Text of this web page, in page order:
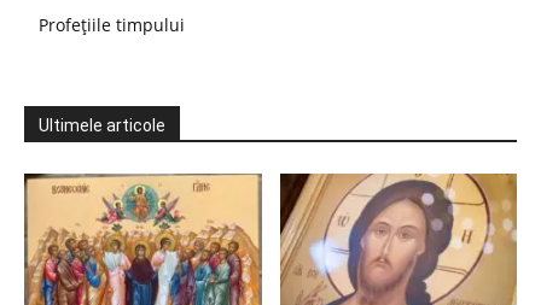
Profețiile timpului
Ultimele articole